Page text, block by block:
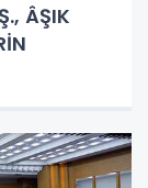
ÂŞIK